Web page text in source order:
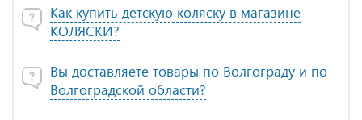
Как купить детскую коляску в магазине
КОЛЯСКИ?
Вы доставляете товары по Волгограду и по
Волгоградской области?